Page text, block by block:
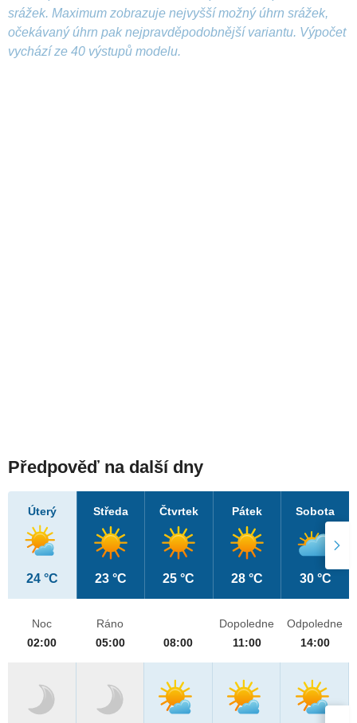
srážek. Maximum zobrazuje nejvyšší možný úhrn srážek,
očekávaný úhrn pak nejpravděpodobnější variantu. Výpočet
vychází ze 40 výstupů modelu.
Předpověď na další dny
Úterý
24 °C
Středa
23 °C
Čtvrtek
25 °C
Pátek
28 °C
Sobota
30 °C
Noc
02:00
Ráno
05:00
08:00
Dopoledne
11:00
Odpoledne
14:00